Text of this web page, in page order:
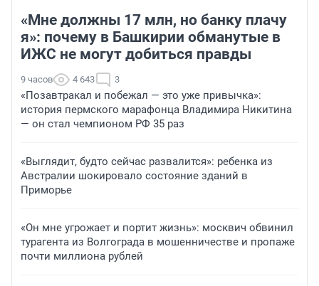
«Мне должны 17 млн, но банку плачу
я»: почему в Башкирии обманутые в
ИЖС не могут добиться правды
9 часов 4 643 3
«Позавтракал и побежал — это уже привычка»:
история пермского марафонца Владимира Никитина
— он стал чемпионом РФ 35 раз
«Выглядит, будто сейчас развалится»: ребенка из
Австралии шокировало состояние зданий в
Приморье
«Он мне угрожает и портит жизнь»: москвич обвинил
турагента из Волгограда в мошенничестве и пропаже
почти миллиона рублей